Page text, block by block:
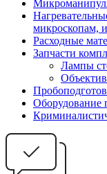
микроскопам,
Расходные
Запчасти
Лампы
Оборудование